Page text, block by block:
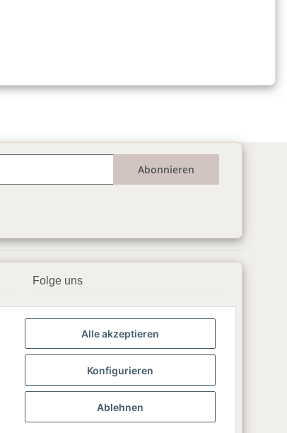
Abonnieren
Folge uns
▶️ YouTube
📸 Instagram
💬 WhatsApp
Alle akzeptieren
Konfigurieren
Ablehnen